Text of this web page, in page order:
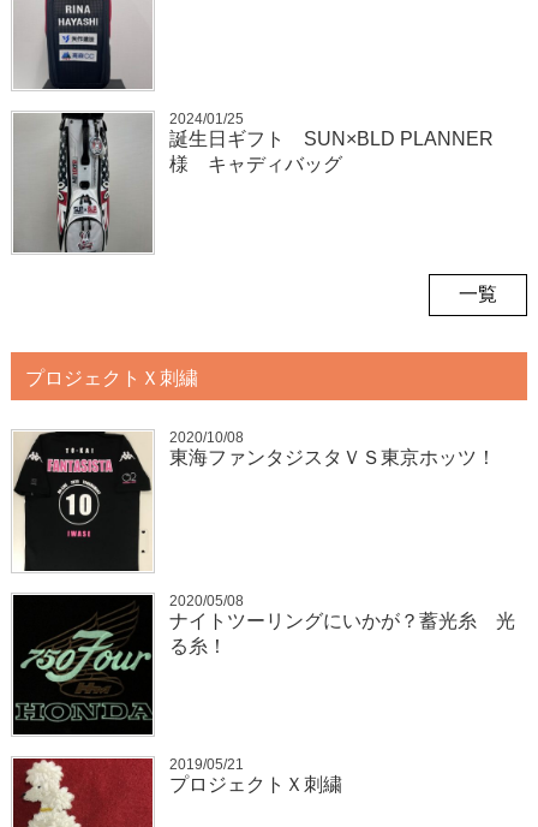
2024/01/25
誕生日ギフト SUN×BLD PLANNER
様 キャディバッグ
一覧
プロジェクトＸ刺繍
2020/10/08
東海ファンタジスタＶＳ東京ホッツ！
2020/05/08
ナイトツーリングにいかが？蓄光糸 光
る糸！
2019/05/21
プロジェクトＸ刺繍